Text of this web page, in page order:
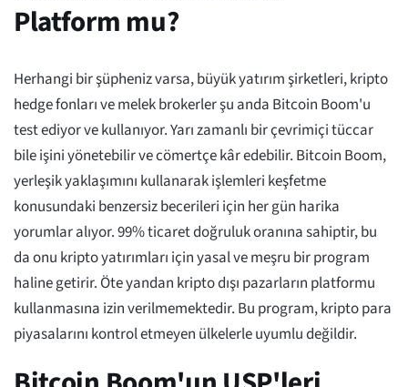
Platform mu?
Herhangi bir şüpheniz varsa, büyük yatırım şirketleri, kripto
hedge fonları ve melek brokerler şu anda Bitcoin Boom'u
test ediyor ve kullanıyor. Yarı zamanlı bir çevrimiçi tüccar
bile işini yönetebilir ve cömertçe kâr edebilir. Bitcoin Boom,
yerleşik yaklaşımını kullanarak işlemleri keşfetme
konusundaki benzersiz becerileri için her gün harika
yorumlar alıyor. 99% ticaret doğruluk oranına sahiptir, bu
da onu kripto yatırımları için yasal ve meşru bir program
haline getirir. Öte yandan kripto dışı pazarların platformu
kullanmasına izin verilmemektedir. Bu program, kripto para
piyasalarını kontrol etmeyen ülkelerle uyumlu değildir.